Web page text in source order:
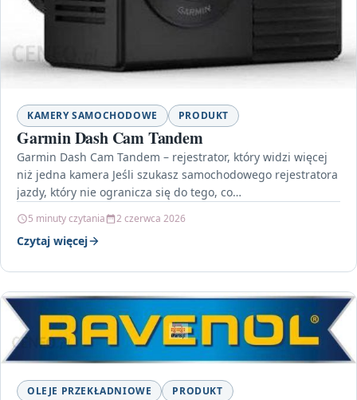
KAMERY SAMOCHODOWE PRODUKT
Garmin Dash Cam Tandem
Garmin Dash Cam Tandem – rejestrator, który widzi więcej
niż jedna kamera Jeśli szukasz samochodowego rejestratora
jazdy, który nie ogranicza się do tego, co…
5 minuty czytania 2 czerwca 2026
Czytaj więcej
OLEJE PRZEKŁADNIOWE PRODUKT